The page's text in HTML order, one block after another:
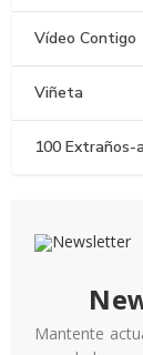
Vídeo Contigo
Viñeta
100 Extraños-
Mantente